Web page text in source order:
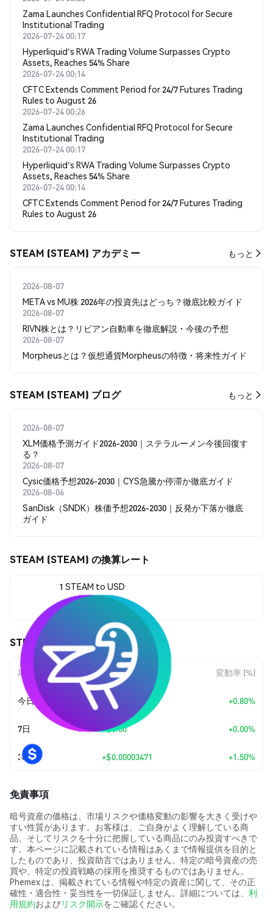
Zama Launches Confidential RFQ Protocol for Secure
Institutional Trading
2026-07-24 00:17
Hyperliquid's RWA Trading Volume Surpasses Crypto
Assets, Reaches 54% Share
2026-07-24 00:14
CFTC Extends Comment Period for 24/7 Futures Trading
Rules to August 26
2026-07-24 00:26
Zama Launches Confidential RFQ Protocol for Secure
Institutional Trading
2026-07-24 00:17
Hyperliquid's RWA Trading Volume Surpasses Crypto
Assets, Reaches 54% Share
2026-07-24 00:14
CFTC Extends Comment Period for 24/7 Futures Trading
Rules to August 26
STEAM (STEAM) アカデミー もっと
2026-08-07
META vs MU株 2026年の投資先はどっち？徹底比較ガイド
2026-08-07
RIVN株とは？リビアン自動車を徹底解説・今後の予想
2026-08-07
Morpheusとは？仮想通貨Morpheusの特徴・将来性ガイド
STEAM (STEAM) ブログ もっと
2026-08-07
XLM価格予測ガイド2026-2030｜ステラルーメン今後回復す
る？
2026-08-07
Cysic価格予想2026-2030｜CYS急騰か停滞か徹底ガイド
2026-08-06
SanDisk（SNDK）株価予想2026-2030｜反発か下落か徹底
ガイド
STEAM (STEAM) の換算レート
1 STEAM to USD
$0.00234852
STEAM (STEAM) の価格変動
期間 金額変動 変動率 (%)
今日 $0.00001864 +0.80%
7日 +$0.00 +0.00%
30日 +$0.00003471 +1.50%
免責事項
暗号資産の価格は、市場リスクや価格変動の影響を大きく受けや
すい性質があります。お客様は、ご自身がよく理解している商
品、そしてリスクを十分に把握している商品にのみ投資すべきで
す。本ページに記載されている情報はあくまで情報提供を目的と
したものであり、投資助言ではありません。特定の暗号資産の売
買や、特定の投資戦略の採用を推奨するものではありません。
Phemex は、掲載されている情報や特定の資産に関して、その正
確性・適合性・妥当性を一切保証しません。詳細については、 利
用規約およびリスク開示をご確認ください。